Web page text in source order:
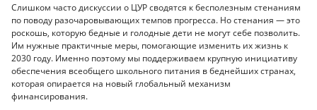
Слишком часто дискуссии о ЦУР сводятся к бесполезным стенаниям
по поводу разочаровывающих темпов прогресса. Но стенания — это
роскошь, которую бедные и голодные дети не могут себе позволить.
Им нужные практичные меры, помогающие изменить их жизнь к
2030 году. Именно поэтому мы поддерживаем крупную инициативу
обеспечения всеобщего школьного питания в беднейших странах,
которая опирается на новый глобальный механизм
финансирования.